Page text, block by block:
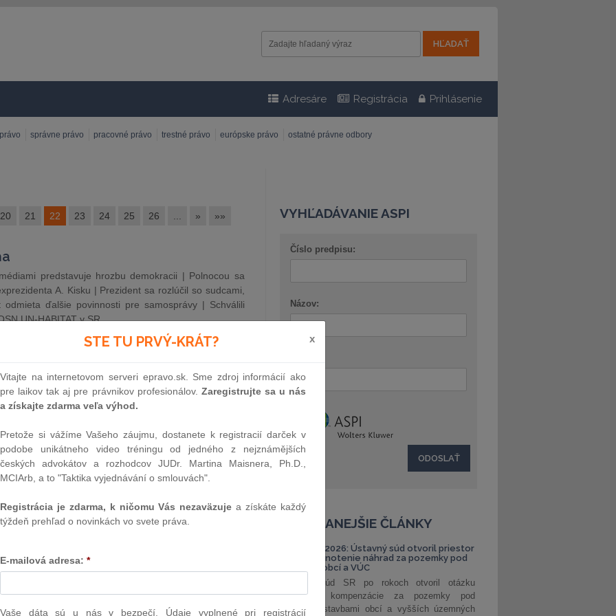
Adresáre Registrácia Prihlásenie
správne právo pracovné právo trestné právo európske právo ostatné právne odbory
20 21 22 23 24 25 26 » »»
predstavuje hrozbu demokracii | Polnocou sa
A. Kisku | Prezident sa rozlúčil so sudcami,
ďalšie povinnosti pre samosprávy | Schválili
UN-HABITAT v SR
25.11.2024
alebo fikcia?
vzniká napriek rozsiahlej právnej úprave
ktoré sa nezriedka riešia súdnym sporom. Pozitívom
spory prinášajú nové názory a stanoviská, ktoré sa
situácie a vytvárajú tak akýsi…
22.11.2024
stratégie vo firme. Kde hľadať
fungovaní?
od 1. júna 2024 sa do právneho poriadku SR
a Rady (EÚ) 2022/2464 o vykazovaní informácií
Social, Governance“. Jednou z
je úloha zahrnúť do výročnej správy individuálne
VYHĽADÁVANIE ASPI
Číslo predpisu:
Názov:
NAJČÍTANEJŠIE ČLÁNKY
PLz. ÚS 1/2026: Ústavný súd otvoril priestor
na prehodnotenie náhrad za pozemky pod
stavbami obcí a VÚC
Ústavný súd SR po rokoch otvoril otázku
primeranej kompenzácie za pozemky pod
verejnými stavbami obcí a vyšších územných
STE TU PRVÝ-KRÁT? x
Vitajte na internetovom serveri epravo.sk. Sme zdroj informácií ako
pre laikov tak aj pre právnikov profesionálov. Zaregistrujte sa u nás
a získajte zdarma veľa výhod.
Pretože si vážíme Vašeho záujmu, dostanete k registracií darček v
podobe unikátneho video tréningu od jedného z nejznámějších
českých advokátov a rozhodcov JUDr. Martina Maisnera, Ph.D.,
MCIArb, a to "Taktika vyjednávání o smlouvách".
Registrácia je zdarma, k ničomu Vás nezaväzuje a získáte každý
týždeň prehľad o novinkách vo svete práva.
E-mailová adresa: *
Vaše dáta sú u nás v bezpečí. Údaje vyplnené pri registrácií